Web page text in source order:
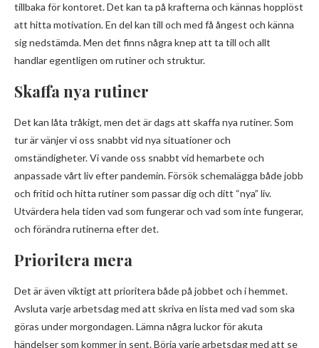
tillbaka för kontoret. Det kan ta på krafterna och kännas hopplöst
att hitta motivation. En del kan till och med få ångest och känna
sig nedstämda. Men det finns några knep att ta till och allt
handlar egentligen om rutiner och struktur.
Skaffa nya rutiner
Det kan låta tråkigt, men det är dags att skaffa nya rutiner. Som
tur är vänjer vi oss snabbt vid nya situationer och
omständigheter. Vi vande oss snabbt vid hemarbete och
anpassade vårt liv efter pandemin. Försök schemalägga både jobb
och fritid och hitta rutiner som passar dig och ditt “nya” liv.
Utvärdera hela tiden vad som fungerar och vad som inte fungerar,
och förändra rutinerna efter det.
Prioritera mera
Det är även viktigt att prioritera både på jobbet och i hemmet.
Avsluta varje arbetsdag med att skriva en lista med vad som ska
göras under morgondagen. Lämna några luckor för akuta
händelser som kommer in sent. Börja varje arbetsdag med att se